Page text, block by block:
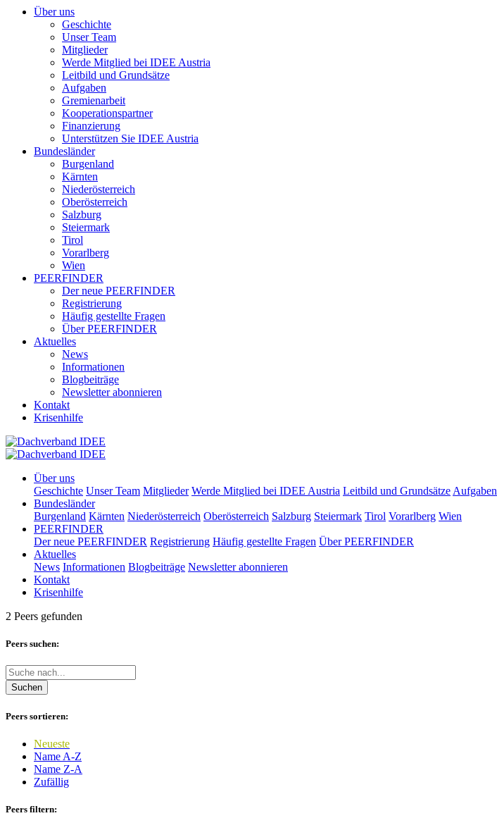
Über uns
Geschichte
Unser Team
Mitglieder
Werde Mitglied bei IDEE Austria
Leitbild und Grundsätze
Aufgaben
Gremienarbeit
Kooperationspartner
Finanzierung
Unterstützen Sie IDEE Austria
Bundesländer
Burgenland
Kärnten
Niederösterreich
Oberösterreich
Salzburg
Steiermark
Tirol
Vorarlberg
Wien
PEERFINDER
Der neue PEERFINDER
Registrierung
Häufig gestellte Fragen
Über PEERFINDER
Aktuelles
News
Informationen
Blogbeiträge
Newsletter abonnieren
Kontakt
Krisenhilfe
Über uns
Geschichte Unser Team Mitglieder Werde Mitglied bei IDEE Austria Leitbild und Grundsätze Aufgaben
Bundesländer
Burgenland Kärnten Niederösterreich Oberösterreich Salzburg Steiermark Tirol Vorarlberg Wien
PEERFINDER
Der neue PEERFINDER Registrierung Häufig gestellte Fragen Über PEERFINDER
Aktuelles
News Informationen Blogbeiträge Newsletter abonnieren
Kontakt
Krisenhilfe
2 Peers gefunden
Peers suchen:
Suchen
Peers sortieren:
Neueste
Name A-Z
Name Z-A
Zufällig
Peers filtern: